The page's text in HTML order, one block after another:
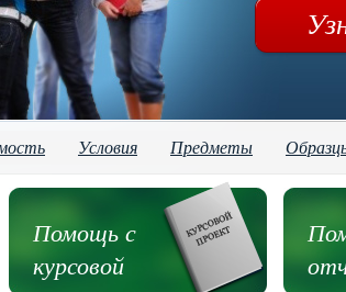
Условия Предметы
Помощь с
курсовой